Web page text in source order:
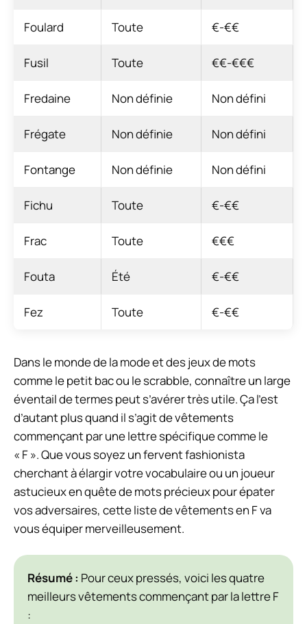
Foulard Toute €-€€
Fusil Toute €€-€€€
Fredaine Non définie Non défini
Frégate Non définie Non défini
Fontange Non définie Non défini
Fichu Toute €-€€
Frac Toute €€€
Fouta Été €-€€
Fez Toute €-€€
Dans le monde de la mode et des jeux de mots
comme le petit bac ou le scrabble, connaître un large
éventail de termes peut s’avérer très utile. Ça l’est
d’autant plus quand il s’agit de vêtements
commençant par une lettre spécifique comme le
« F ». Que vous soyez un fervent fashionista
cherchant à élargir votre vocabulaire ou un joueur
astucieux en quête de mots précieux pour épater
vos adversaires, cette liste de vêtements en F va
vous équiper merveilleusement.
Résumé : Pour ceux pressés, voici les quatre
meilleurs vêtements commençant par la lettre F
: